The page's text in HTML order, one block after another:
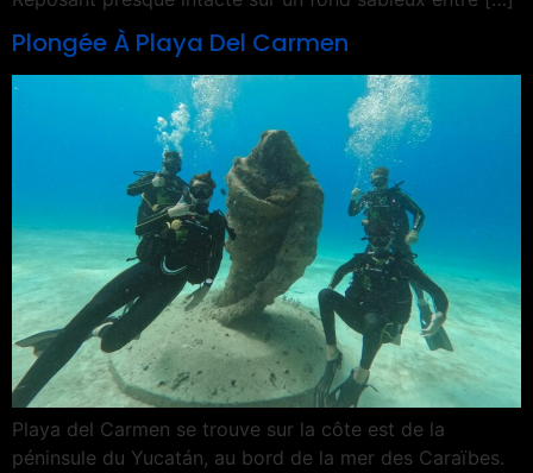
Plongée À Playa Del Carmen
Playa del Carmen se trouve sur la côte est de la
péninsule du Yucatán, au bord de la mer des Caraïbes.